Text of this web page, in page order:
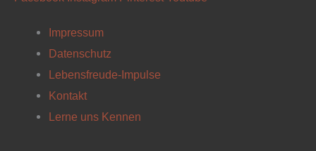
Impressum
Datenschutz
Lebensfreude-Impulse
Kontakt
Lerne uns Kennen